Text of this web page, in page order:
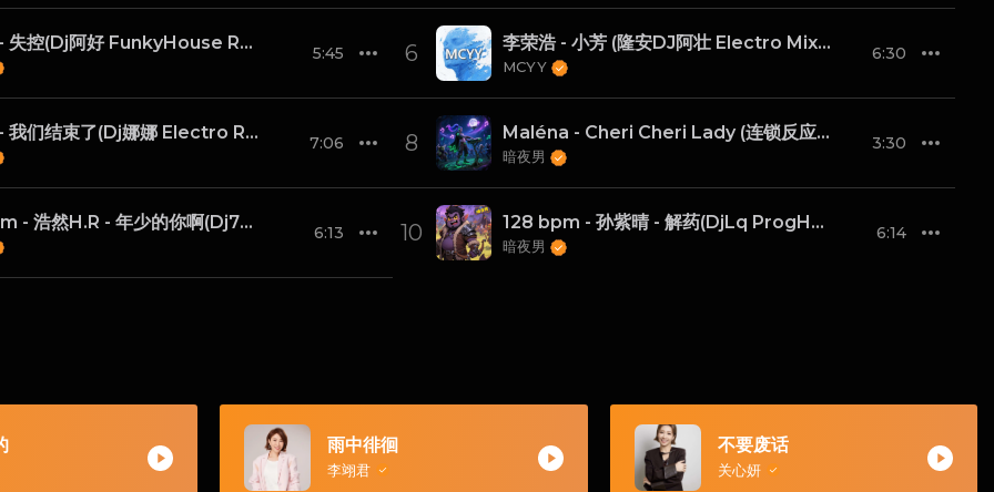
井迪儿 - 失控(Dj阿好 FunkyHouse Rmx 2024) 5:45 6 李荣浩 - 小芳 (隆安DJ阿壮 Electro Mix)弹
MCYY
6:30
马旭东 - 我们结束了(Dj娜娜 Electro Rmx 2024) 7:06 8 Maléna - Cheri Cheri Lady (连锁反应英文版)(Nix LakHouse 2024 Remix)
暗夜男
3:30
128 bpm - 浩然H.R - 年少的你啊(Dj7索 ProgHouse Rmx 2023) - 6:13 10 128 bpm - 孙紫晴 - 解药(DjLq ProgHouse Rmx 2024)e
暗夜男
6:14
雨中徘徊
李翊君
不要废话
关心妍